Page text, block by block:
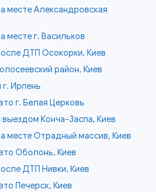
месте Александровская
месте г. Васильков
ДТП Осокорки, Киев
район, Киев
Ирпень
г. Белая Церковь
выездом Конча-Заспа, Киев
месте Отрадный массив, Киев
Оболонь, Киев
ДТП Нивки, Киев
Печерск, Киев